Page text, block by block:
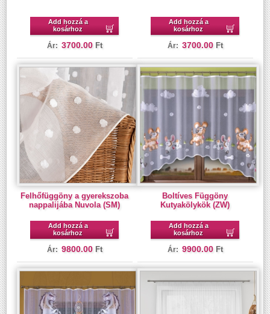
Add hozzá a
kosárhoz
Ár: 3700.00 Ft
Add hozzá a
kosárhoz
Ár: 3700.00 Ft
Felhőfüggöny a gyerekszoba
nappalijába Nuvola (SM)
Add hozzá a
kosárhoz
Ár: 9800.00 Ft
Boltíves Függöny
Kutyakölykök (ZW)
Add hozzá a
kosárhoz
Ár: 9900.00 Ft